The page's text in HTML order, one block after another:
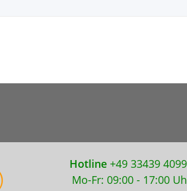
Hotline +49 33439
Mo-Fr: 09:00 - 17:00